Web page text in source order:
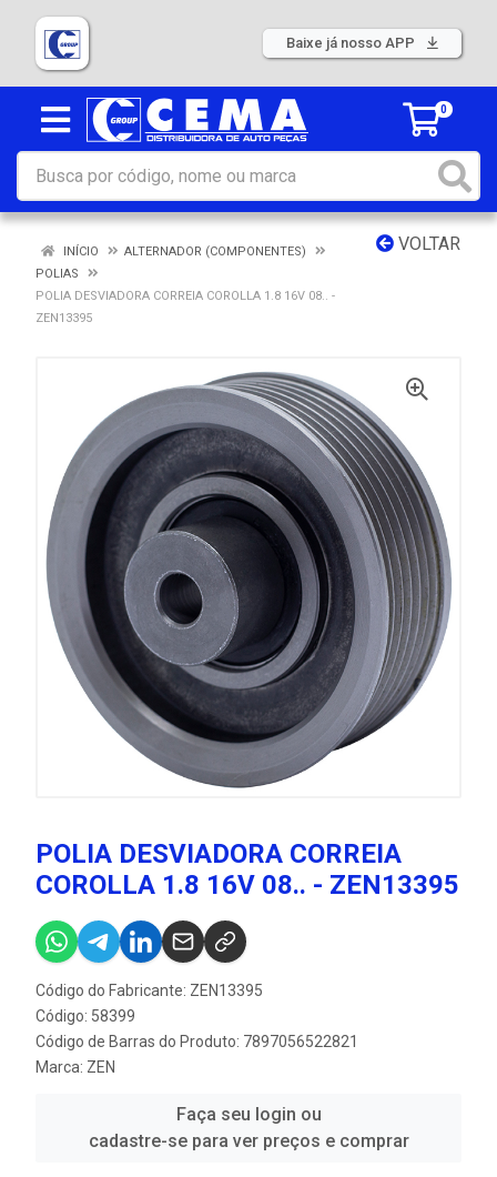
Baixe já nosso APP
0
VOLTAR
INÍCIO
ALTERNADOR (COMPONENTES)
POLIAS
POLIA DESVIADORA CORREIA COROLLA 1.8 16V 08.. -
ZEN13395
POLIA DESVIADORA CORREIA
COROLLA 1.8 16V 08.. - ZEN13395
Código do Fabricante: ZEN13395
Código: 58399
Código de Barras do Produto: 7897056522821
Marca: ZEN
Faça seu login ou
cadastre-se para ver preços e comprar